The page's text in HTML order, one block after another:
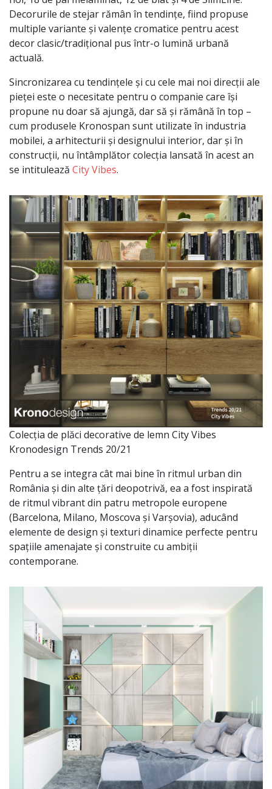
Decorurile de stejar rămân în tendințe, fiind propuse
multiple variante și valențe cromatice pentru acest
decor clasic/tradițional pus într-o lumină urbană
actuală.
Sincronizarea cu tendințele și cu cele mai noi direcții ale
pieței este o necesitate pentru o companie care își
propune nu doar să ajungă, dar să și rămână în top –
cum produsele Kronospan sunt utilizate în industria
mobilei, a arhitecturii și designului interior, dar și în
construcții, nu întâmplător colecția lansată în acest an
se intitulează City Vibes.
Colecția de plăci decorative de lemn City Vibes
Kronodesign Trends 20/21
Pentru a se integra cât mai bine în ritmul urban din
România și din alte țări deopotrivă, ea a fost inspirată
de ritmul vibrant din patru metropole europene
(Barcelona, Milano, Moscova și Varșovia), aducând
elemente de design și texturi dinamice perfecte pentru
spațiile amenajate și construite cu ambiții
contemporane.